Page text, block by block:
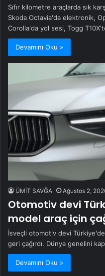
Sıfır kilometre araçlarda sık
Skoda Octavia'da elektronik,
Corolla'da yol sesi, Togg
Devamını Oku »
ÜMİT SAVĞA Ağustos 2,
Otomotiv devi
model araç için
İsveçli otomotiv devi
geri çağırdı. Dünya genelini
Devamını Oku »